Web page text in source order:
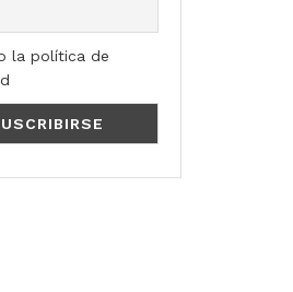
la política de